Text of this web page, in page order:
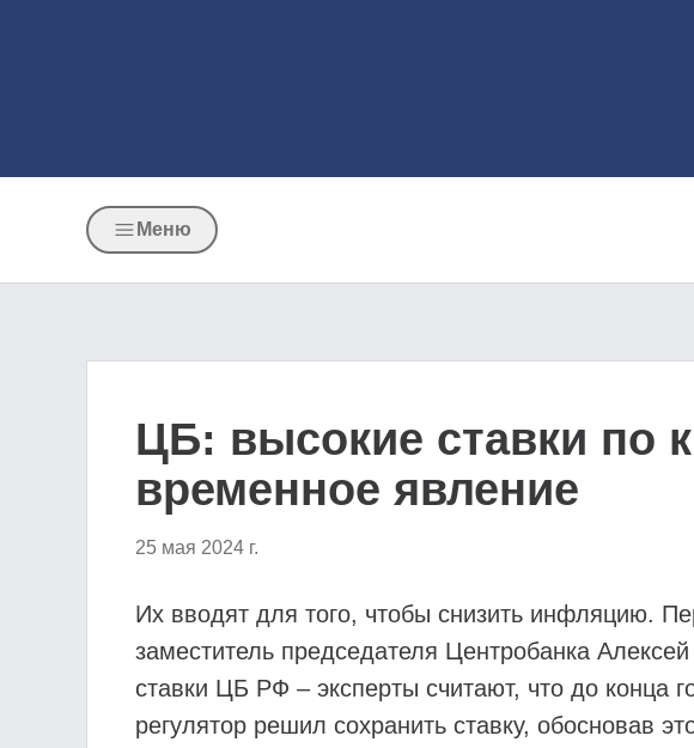
Меню
ЦБ: высокие ставки по
временное явление
25 мая 2024 г.
Их вводят для того, чтобы снизить инфляцию.
заместитель председателя Центробанка
ставки ЦБ РФ – эксперты считают, что до конца
регулятор решил сохранить ставку, обосновав